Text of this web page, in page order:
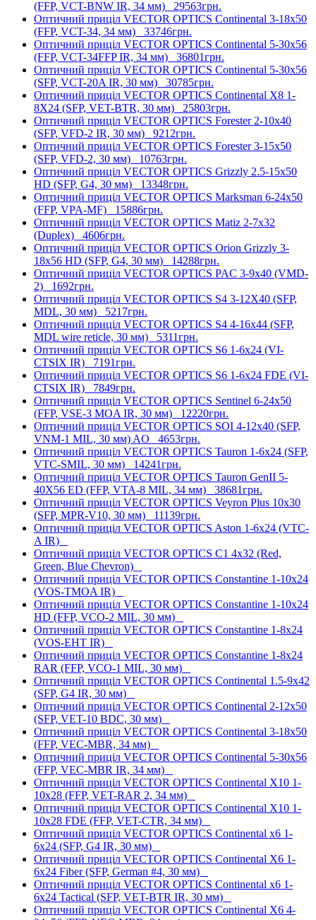
(FFP, VCT-BNW IR, 34 мм) 29563грн.
Оптичний приціл VECTOR OPTICS Continental 3-18x50
(FFP, VCT-34, 34 мм) 33746грн.
Оптичний приціл VECTOR OPTICS Continental 5-30x56
(FFP, VCT-34FFP IR, 34 мм) 36801грн.
Оптичний приціл VECTOR OPTICS Continental 5-30x56
(SFP, VCT-20A IR, 30 мм) 30785грн.
Оптичний приціл VECTOR OPTICS Continental X8 1-
8X24 (SFP, VET-BTR, 30 мм) 25803грн.
Оптичний приціл VECTOR OPTICS Forester 2-10x40
(SFP, VFD-2 IR, 30 мм) 9212грн.
Оптичний приціл VECTOR OPTICS Forester 3-15x50
(SFP, VFD-2, 30 мм) 10763грн.
Оптичний приціл VECTOR OPTICS Grizzly 2.5-15x50
HD (SFP, G4, 30 мм) 13348грн.
Оптичний приціл VECTOR OPTICS Marksman 6-24x50
(FFP, VPA-MF) 15886грн.
Оптичний приціл VECTOR OPTICS Matiz 2-7x32
(Duplex) 4606грн.
Оптичний приціл VECTOR OPTICS Orion Grizzly 3-
18x56 HD (SFP, G4, 30 мм) 14288грн.
Оптичний приціл VECTOR OPTICS PAC 3-9x40 (VMD-
2) 1692грн.
Оптичний приціл VECTOR OPTICS S4 3-12X40 (SFP,
MDL, 30 мм) 5217грн.
Оптичний приціл VECTOR OPTICS S4 4-16x44 (SFP,
MDL wire reticle, 30 мм) 5311грн.
Оптичний приціл VECTOR OPTICS S6 1-6x24 (VI-
CTSIX IR) 7191грн.
Оптичний приціл VECTOR OPTICS S6 1-6x24 FDE (VI-
CTSIX IR) 7849грн.
Оптичний приціл VECTOR OPTICS Sentinel 6-24x50
(FFP, VSE-3 MOA IR, 30 мм) 12220грн.
Оптичний приціл VECTOR OPTICS SOI 4-12x40 (SFP,
VNM-1 MIL, 30 мм) AO 4653грн.
Оптичний приціл VECTOR OPTICS Tauron 1-6x24 (SFP,
VTC-SMIL, 30 мм) 14241грн.
Оптичний приціл VECTOR OPTICS Tauron GenII 5-
40X56 ED (FFP, VTA-8 MIL, 34 мм) 38681грн.
Оптичний приціл VECTOR OPTICS Veyron Plus 10x30
(SFP, MPR-V10, 30 мм) 11139грн.
Оптичний приціл VECTOR OPTICS Aston 1-6x24 (VTC-
A IR)
Оптичний приціл VECTOR OPTICS C1 4x32 (Red,
Green, Blue Chevron)
Оптичний приціл VECTOR OPTICS Constantine 1-10x24
(VOS-TMOA IR)
Оптичний приціл VECTOR OPTICS Constantine 1-10x24
HD (FFP, VCO-2 MIL, 30 мм)
Оптичний приціл VECTOR OPTICS Constantine 1-8x24
(VOS-EHT IR)
Оптичний приціл VECTOR OPTICS Constantine 1-8x24
RAR (FFP, VCO-1 MIL, 30 мм)
Оптичний приціл VECTOR OPTICS Continental 1.5-9x42
(SFP, G4 IR, 30 мм)
Оптичний приціл VECTOR OPTICS Continental 2-12x50
(SFP, VET-10 BDC, 30 мм)
Оптичний приціл VECTOR OPTICS Continental 3-18x50
(FFP, VEC-MBR, 34 мм)
Оптичний приціл VECTOR OPTICS Continental 5-30x56
(FFP, VEC-MBR IR, 34 мм)
Оптичний приціл VECTOR OPTICS Continental X10 1-
10x28 (FFP, VET-RAR 2, 34 мм)
Оптичний приціл VECTOR OPTICS Continental X10 1-
10x28 FDE (FFP, VET-CTR, 34 мм)
Оптичний приціл VECTOR OPTICS Continental x6 1-
6x24 (SFP, G4 IR, 30 мм)
Оптичний приціл VECTOR OPTICS Continental X6 1-
6x24 Fiber (SFP, German #4, 30 мм)
Оптичний приціл VECTOR OPTICS Continental x6 1-
6x24 Tactical (SFP, VET-BTR IR, 30 мм)
Оптичний приціл VECTOR OPTICS Continental X6 4-